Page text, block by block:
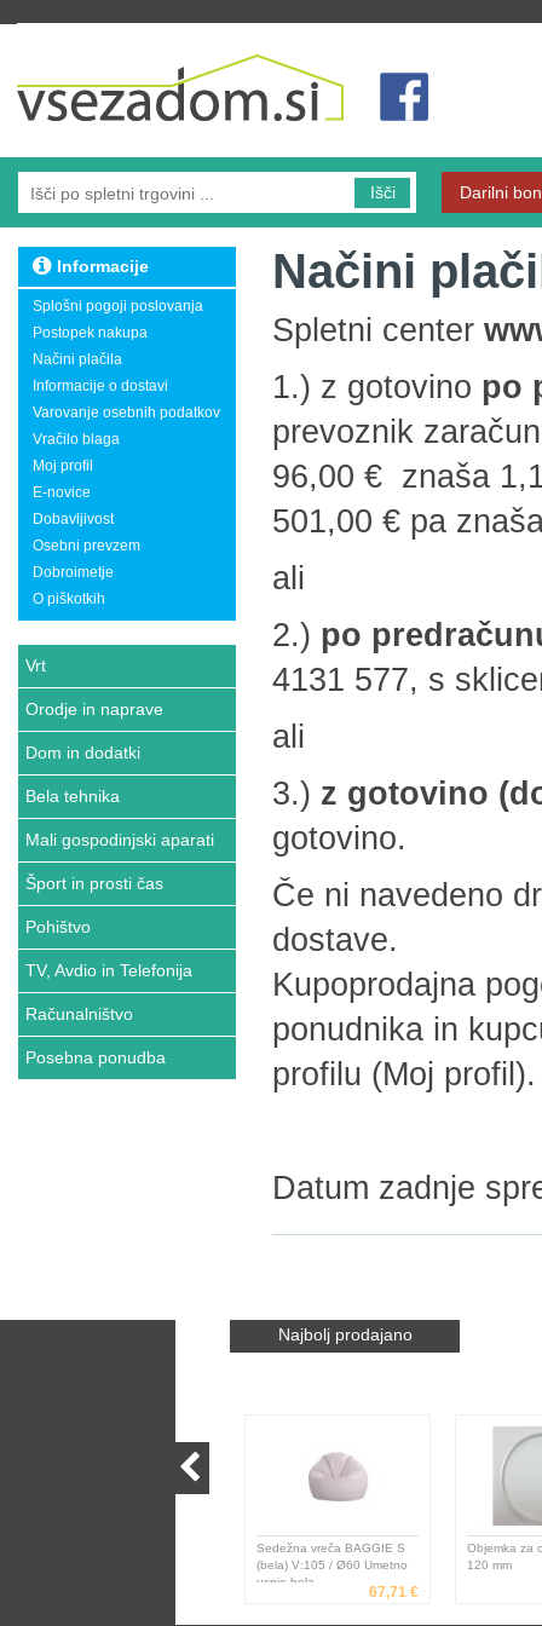
Išči Darilni
Informacije
Splošni pogoji poslovanja
Postopek nakupa
Načini plačila
Informacije o dostavi
Varovanje osebnih podatkov
Vračilo blaga
Moj profil
E-novice
Dobavljivost
Osebni prevzem
Dobroimetje
O piškotkih
Vrt
Orodje in naprave
Dom in dodatki
Bela tehnika
Mali gospodinjski aparati
Šport in prosti čas
Pohištvo
TV, Avdio in Telefonija
Računalništvo
Posebna ponudba
Načini
Spletni center
1.) z gotovino po
prevoznik
96,00 € znaša
501,00 € pa
ali
2.) po
4131 577, s
ali
3.) z gotovino
gotovino.
Če ni navedeno
dostave.
Kupoprodajna
ponudnika in
profilu (Moj profil).
Datum zadnje
Najbolj prodajano
Sedežna vreča BAGGIE S
(bela) V:105 / Ø60 Umetno
usnje bela
67,71 €
Objemka za
120 mm